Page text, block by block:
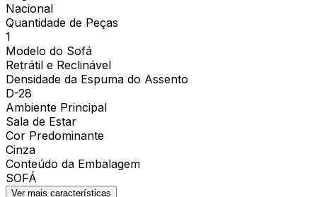
Nacional
Quantidade de Peças
1
Modelo do Sofá
Retrátil e Reclinável
Densidade da Espuma do Assento
D-28
Ambiente Principal
Sala de Estar
Cor Predominante
Cinza
Conteúdo da Embalagem
SOFÁ
Ver mais características